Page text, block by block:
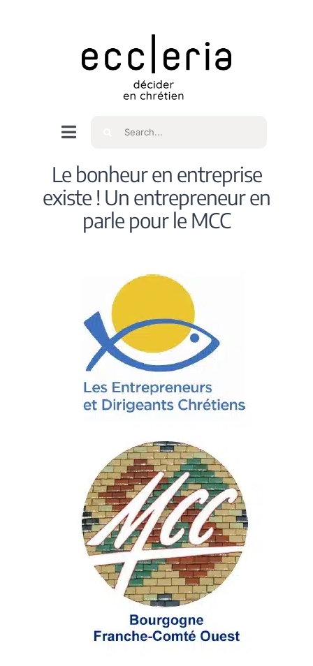
Navigation
bascule
Accueil
Qui sommes nous ?
Spiritualité
Membres
Nous soutenir
La revue Responsables
Rechercher
Le bonheur en entreprise
existe ! Un entrepreneur en
parle pour le MCC